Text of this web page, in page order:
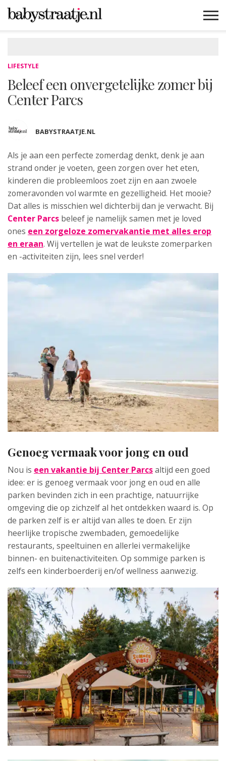
LIFESTYLE
Beleef een onvergetelijke zomer bij
Center Parcs
BABYSTRAATJE.NL
Als je aan een perfecte zomerdag denkt, denk je aan
strand onder je voeten, geen zorgen over het eten,
kinderen die probleemloos zoet zijn en aan zwoele
zomeravonden vol warmte en gezelligheid. Het mooie?
Dat alles is misschien wel dichterbij dan je verwacht. Bij
Center Parcs beleef je namelijk samen met je loved
ones een zorgeloze zomervakantie met alles erop
en eraan. Wij vertellen je wat de leukste zomerparken
en -activiteiten zijn, lees snel verder!
Genoeg vermaak voor jong en oud
Nou is een vakantie bij Center Parcsaltijd een goed
idee: er is genoeg vermaak voor jong en oud en alle
parken bevinden zich in een prachtige, natuurrijke
omgeving die op zichzelf al het ontdekken waard is. Op
de parken zelf is er altijd van alles te doen. Er zijn
heerlijke tropische zwembaden, gemoedelijke
restaurants, speeltuinen en allerlei vermakelijke
binnen- en buitenactiviteiten. Op sommige parken is
zelfs een kinderboerderij en/of wellness aanwezig.